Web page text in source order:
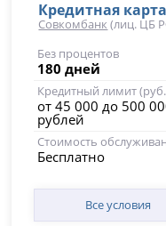
Кредитная
Совкомбанк (лиц. ЦБ
Без процентов
180 дней
Кредитный лимит
от 45 000 до 500
рублей
Стоимость
Бесплатно
Все условия